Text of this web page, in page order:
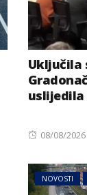
Uključila
uslijedila
Posted
08/08/2026
NOVOSTI